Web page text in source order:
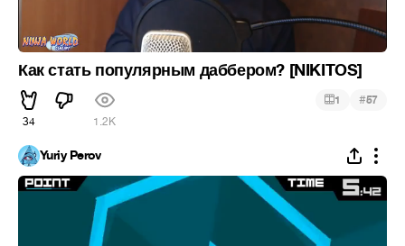
Как стать популярным даббером? [NIKITOS]
34 1.2K
1 #57
Yuriy Perov